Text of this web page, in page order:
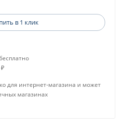
в 1 клик
для интернет-магазина и может
магазинах